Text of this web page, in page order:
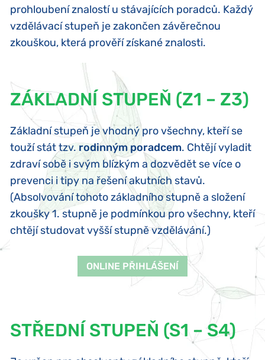
prohloubení znalostí u stávajících poradců. Každý
vzdělávací stupeň je zakončen závěrečnou
zkouškou, která prověří získané znalosti.
ZÁKLADNÍ STUPEŇ (Z1 – Z3)
Základní stupeň je vhodný pro všechny, kteří se
touží stát tzv. rodinným poradcem. Chtějí vyladit
zdraví sobě i svým blízkým a dozvědět se více o
prevenci i tipy na řešení akutních stavů.
(Absolvování tohoto základního stupně a složení
zkoušky 1. stupně je podmínkou pro všechny, kteří
chtějí studovat vyšší stupně vzdělávání.)
ONLINE PŘIHLÁŠENÍ
STŘEDNÍ STUPEŇ (S1 – S4)